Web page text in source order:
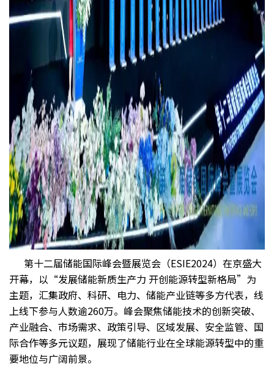
第十二届储能国际峰会暨展览会（ESIE2024）在京盛大
开幕，以“发展储能新质生产力 开创能源转型新格局”为
主题，汇集政府、科研、电力、储能产业链等多方代表，线
上线下参与人数逾260万。峰会聚焦储能技术的创新突破、
产业融合、市场需求、政策引导、区域发展、安全监管、国
际合作等多元议题，展现了储能行业在全球能源转型中的重
要地位与广阔前景。